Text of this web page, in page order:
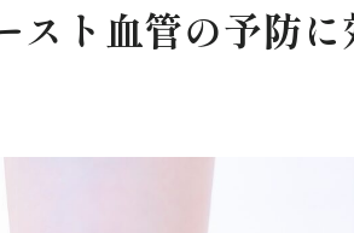
スト血管の予防